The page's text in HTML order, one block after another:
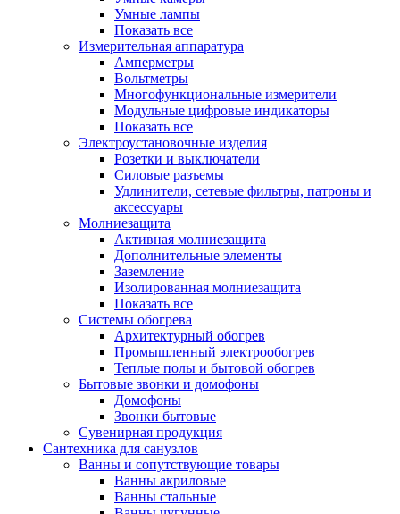
Умные лампы
Показать все
Измерительная аппаратура
Амперметры
Вольтметры
Многофункциональные измерители
Модульные цифровые индикаторы
Показать все
Электроустановочные изделия
Розетки и выключатели
Силовые разъемы
Удлинители, сетевые фильтры, патроны и
аксессуары
Молниезащита
Активная молниезащита
Дополнительные элементы
Заземление
Изолированная молниезащита
Показать все
Системы обогрева
Архитектурный обогрев
Промышленный электрообогрев
Теплые полы и бытовой обогрев
Бытовые звонки и домофоны
Домофоны
Звонки бытовые
Сувенирная продукция
Сантехника для санузлов
Ванны и сопутствующие товары
Ванны акриловые
Ванны стальные